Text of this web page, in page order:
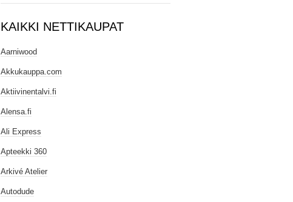
KAIKKI NETTIKAUPAT
Aarniwood
Akkukauppa.com
Aktiivinentalvi.fi
Alensa.fi
Ali Express
Apteekki 360
Arkivé Atelier
Autodude